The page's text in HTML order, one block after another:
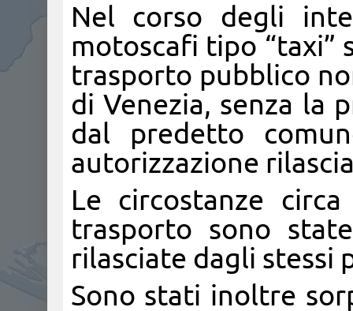
Nel corso degli
motoscafi tipo “taxi”
trasporto pubblico
di Venezia, senza la
dal predetto
autorizzazione
Le circostanze
trasporto sono
rilasciate dagli stessi
Sono stati inoltre